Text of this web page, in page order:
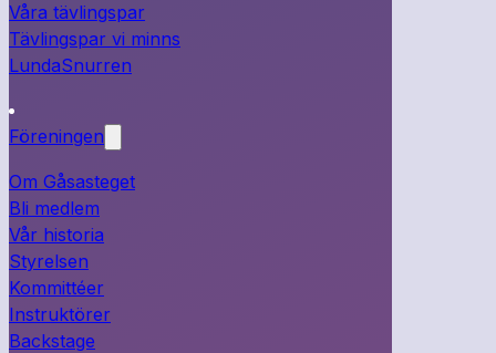
Våra tävlingspar
Tävlingspar vi minns
LundaSnurren
Föreningen
Om Gåsasteget
Bli medlem
Vår historia
Styrelsen
Kommittéer
Instruktörer
Backstage